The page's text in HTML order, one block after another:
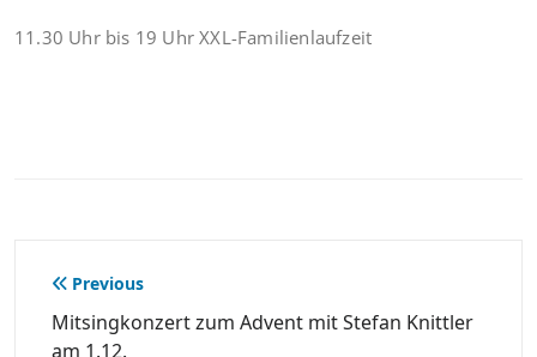
11.30 Uhr bis 19 Uhr XXL-Familienlaufzeit
Beitragsnavigation
Previous
Mitsingkonzert zum Advent mit Stefan Knittler
am 1.12.